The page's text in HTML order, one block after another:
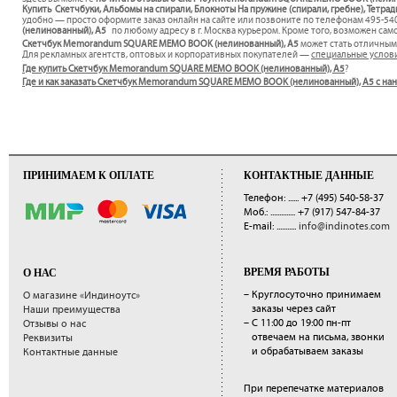
Купить Скетчбуки, Альбомы на спирали, Блокноты На пружине (спирали, гребне),
удобно — просто оформите заказ онлайн на сайте или позвоните по телефонам 495-
(нелинованный), A5 по любому адресу в г. Москва курьером. Кроме того, возможен
Скетчбук Memorandum SQUARE MEMO BOOK (нелинованный), A5может стать
Для рекламных агентств, оптовых и корпоративных покупателей —специальные
Где купить Скетчбук Memorandum SQUARE MEMO BOOK (нелинованный), A5?
Где и как заказать Скетчбук Memorandum SQUARE MEMO BOOK (нелинованный), A5 с
ПРИНИМАЕМ К ОПЛАТЕ
О НАС
О магазине «Индиноутс»
Наши преимущества
Отзывы о нас
Реквизиты
Контактные данные
КОНТАКТНЫЕ ДАННЫЕ
Телефон: ...... +7 (495) 540-58-37
Моб.: .............. +7 (917) 547-84-37
E-mail: ........... info@indinotes.com
ВРЕМЯ РАБОТЫ
– Круглосуточно принимаем
заказы через сайт
– С 11:00 до 19:00 пн-пт
отвечаем на письма, звонки
и обрабатываем заказы
При перепечатке материалов